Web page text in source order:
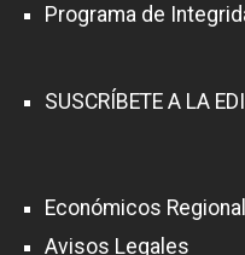
Programa de
SUSCRÍBETE A LA
Económicos
Avisos Legales